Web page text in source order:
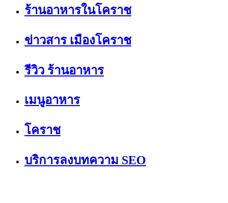
ร้านอาหารในโคราช
ข่าวสาร เมืองโคราช
รีวิว ร้านอาหาร
เมนูอาหาร
โคราช
บริการลงบทความ SEO